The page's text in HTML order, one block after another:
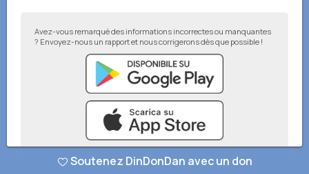
Avez-vous remarqué des informations incorrectes ou manquantes
? Envoyez-nous un rapport et nous corrigerons dès que possible !
Soutenez DinDonDan avec un don